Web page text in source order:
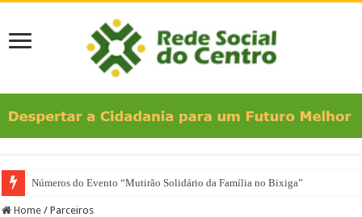
Números do Evento “Mutirão Solidário da Família no Bixiga”
Home / Parceiros